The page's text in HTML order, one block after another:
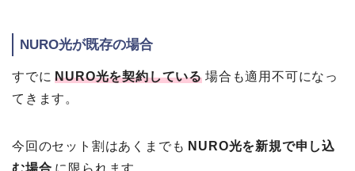
NURO光が既存の場合
すでに NURO光を契約している 場合も適用不可になっ
てきます。
今回のセット割はあくまでも NURO光を新規で申し込